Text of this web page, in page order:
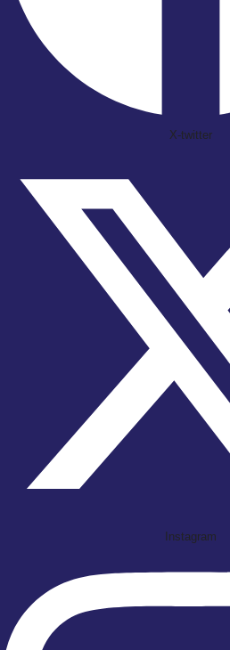
X-twitter
Instagram